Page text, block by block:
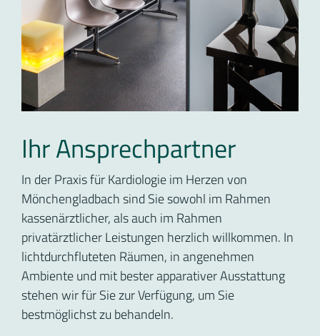
Ihr Ansprechpartner
In der Praxis für Kardiologie im Herzen von
Mönchengladbach sind Sie sowohl im Rahmen
kassenärztlicher, als auch im Rahmen
privatärztlicher Leistungen herzlich willkommen. In
lichtdurchfluteten Räumen, in angenehmen
Ambiente und mit bester apparativer Ausstattung
stehen wir für Sie zur Verfügung, um Sie
bestmöglichst zu behandeln.